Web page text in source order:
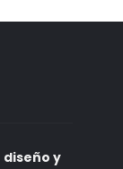
diseño y